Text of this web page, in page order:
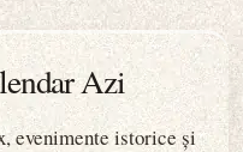
Azi
evenimente istorice și